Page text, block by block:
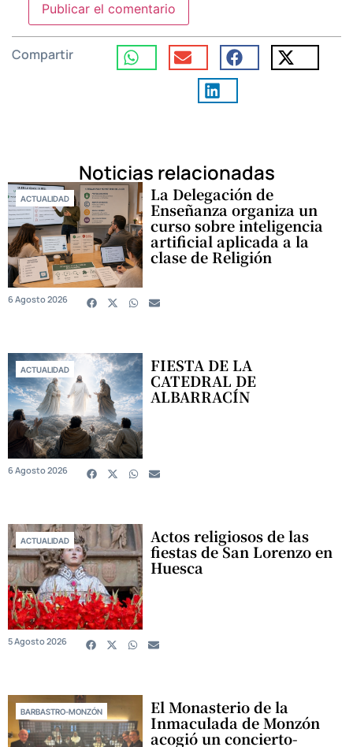
Compartir
Noticias relacionadas
ACTUALIDAD La Delegación de
Enseñanza organiza un
curso sobre inteligencia
artificial aplicada a la
clase de Religión
6 Agosto 2026
ACTUALIDAD FIESTA DE LA
CATEDRAL DE
ALBARRACÍN
6 Agosto 2026
ACTUALIDAD Actos religiosos de las
fiestas de San Lorenzo en
Huesca
5 Agosto 2026
BARBASTRO-MONZÓN El Monasterio de la
Inmaculada de Monzón
acogió un concierto-